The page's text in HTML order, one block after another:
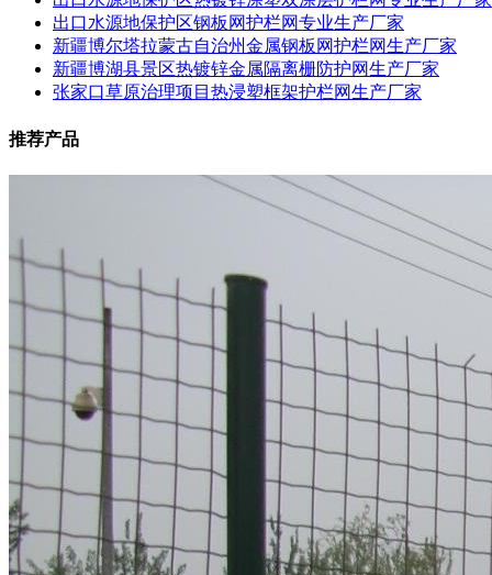
出口水源地保护区钢板网护栏网专业生产厂家
新疆博尔塔拉蒙古自治州金属钢板网护栏网生产厂家
新疆博湖县景区热镀锌金属隔离栅防护网生产厂家
张家口草原治理项目热浸塑框架护栏网生产厂家
推荐产品